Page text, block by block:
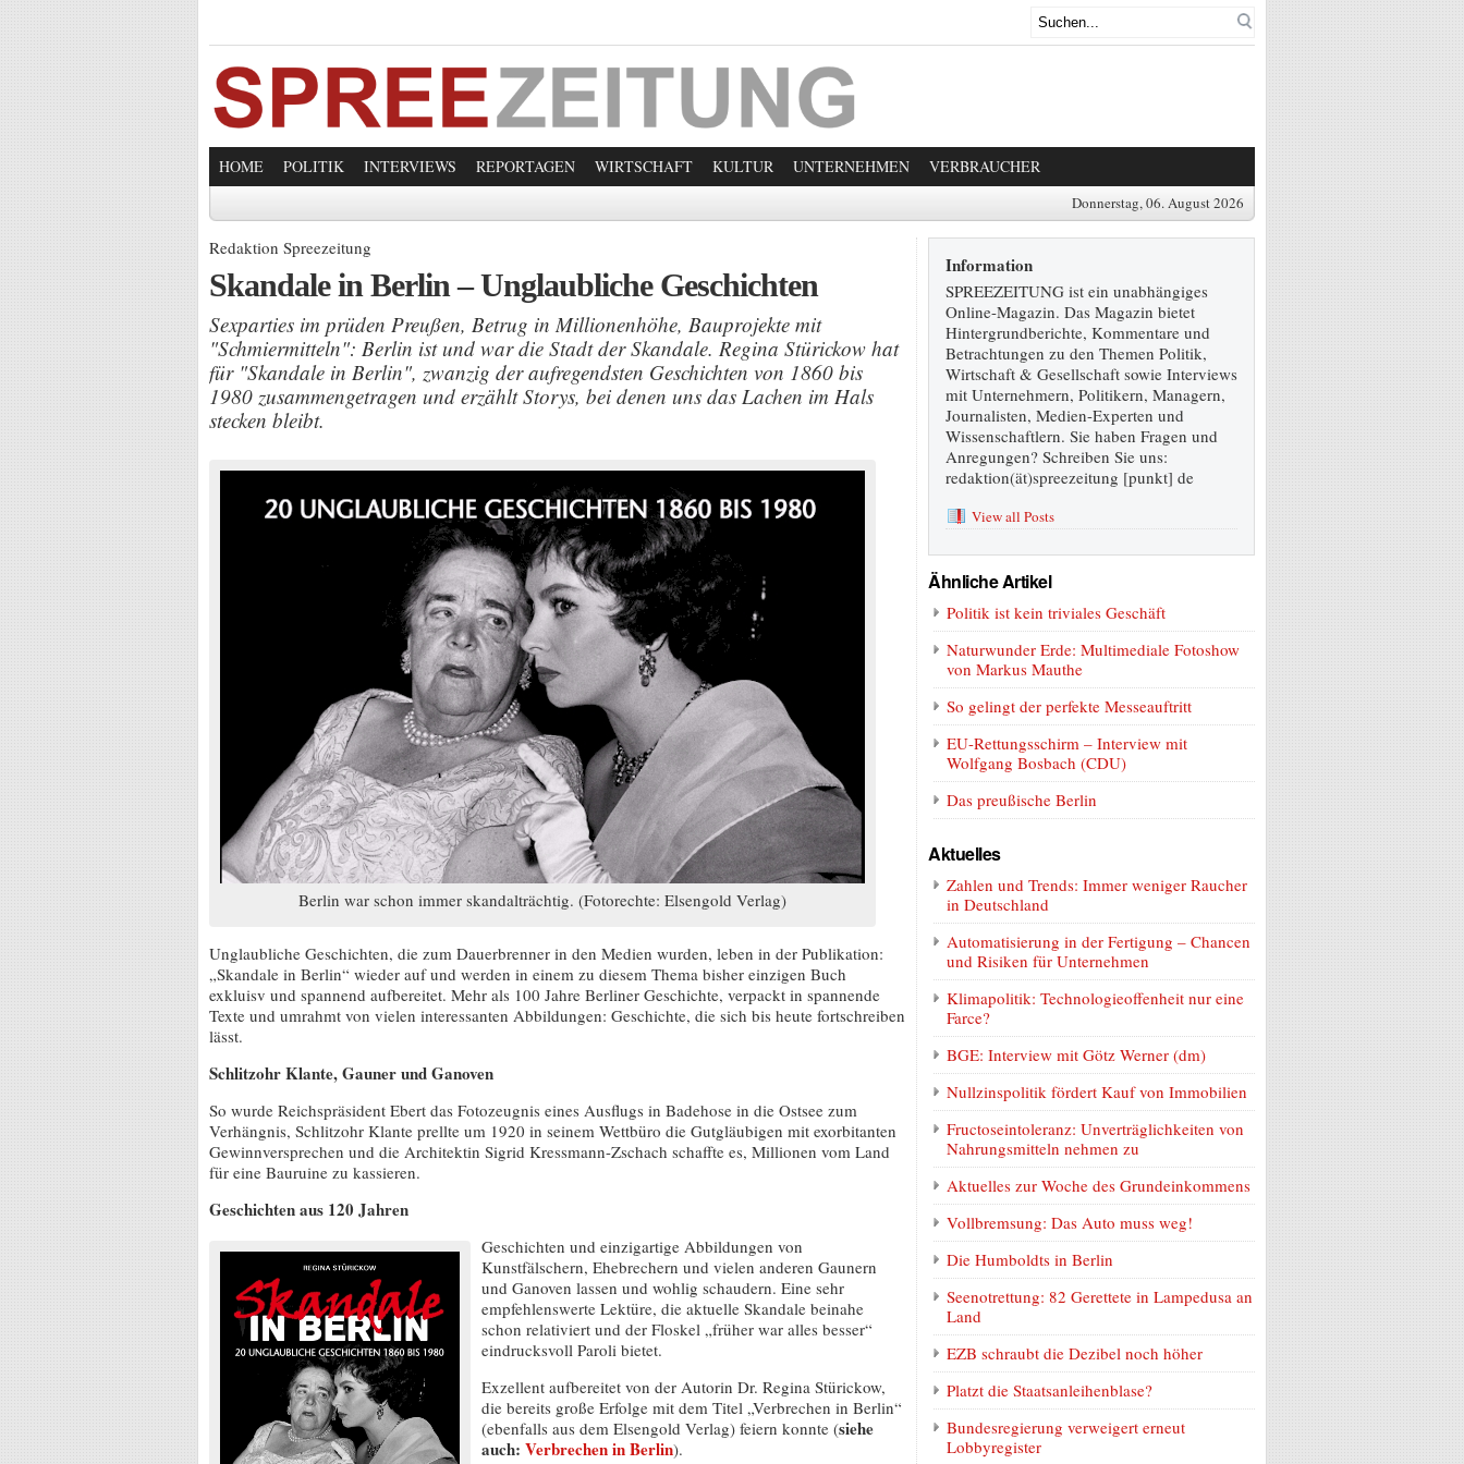
HOME POLITIK INTERVIEWS REPORTAGEN WIRTSCHAFT KULTUR UNTERNEHMEN VERBRAUCHER
Donnerstag, 06. August 2026
Redaktion Spreezeitung
Skandale in Berlin – Unglaubliche Geschichten
Sexparties im prüden Preußen, Betrug in Millionenhöhe, Bauprojekte mit
"Schmiermitteln": Berlin ist und war die Stadt der Skandale. Regina Stürickow hat
für "Skandale in Berlin", zwanzig der aufregendsten Geschichten von 1860 bis
1980 zusammengetragen und erzählt Storys, bei denen uns das Lachen im Hals
stecken bleibt.
Berlin war schon immer skandalträchtig. (Fotorechte: Elsengold Verlag)
Unglaubliche Geschichten, die zum Dauerbrenner in den Medien wurden, leben in der Publikation:
„Skandale in Berlin“ wieder auf und werden in einem zu diesem Thema bisher einzigen Buch
exkluisv und spannend aufbereitet. Mehr als 100 Jahre Berliner Geschichte, verpackt in spannende
Texte und umrahmt von vielen interessanten Abbildungen: Geschichte, die sich bis heute fortschreiben
lässt.
Schlitzohr Klante, Gauner und Ganoven
So wurde Reichspräsident Ebert das Fotozeugnis eines Ausflugs in Badehose in die Ostsee zum
Verhängnis, Schlitzohr Klante prellte um 1920 in seinem Wettbüro die Gutgläubigen mit exorbitanten
Gewinnversprechen und die Architektin Sigrid Kressmann-Zschach schaffte es, Millionen vom Land
für eine Bauruine zu kassieren.
Geschichten aus 120 Jahren
Geschichten und einzigartige Abbildungen von
Kunstfälschern, Ehebrechern und vielen anderen Gaunern
und Ganoven lassen und wohlig schaudern. Eine sehr
empfehlenswerte Lektüre, die aktuelle Skandale beinahe
schon relativiert und der Floskel „früher war alles besser“
eindrucksvoll Paroli bietet.
Exzellent aufbereitet von der Autorin Dr. Regina Stürickow,
die bereits große Erfolge mit dem Titel „Verbrechen in Berlin“
(ebenfalls aus dem Elsengold Verlag) feiern konnte (siehe
auch: Verbrechen in Berlin).
Information
SPREEZEITUNG ist ein unabhängiges
Online-Magazin. Das Magazin bietet
Hintergrundberichte, Kommentare und
Betrachtungen zu den Themen Politik,
Wirtschaft & Gesellschaft sowie Interviews
mit Unternehmern, Politikern, Managern,
Journalisten, Medien-Experten und
Wissenschaftlern. Sie haben Fragen und
Anregungen? Schreiben Sie uns:
redaktion(ät)spreezeitung [punkt] de
View all Posts
Ähnliche Artikel
Politik ist kein triviales Geschäft
Naturwunder Erde: Multimediale Fotoshow
von Markus Mauthe
So gelingt der perfekte Messeauftritt
EU-Rettungsschirm – Interview mit
Wolfgang Bosbach (CDU)
Das preußische Berlin
Aktuelles
Zahlen und Trends: Immer weniger Raucher
in Deutschland
Automatisierung in der Fertigung – Chancen
und Risiken für Unternehmen
Klimapolitik: Technologieoffenheit nur eine
Farce?
BGE: Interview mit Götz Werner (dm)
Nullzinspolitik fördert Kauf von Immobilien
Fructoseintoleranz: Unverträglichkeiten von
Nahrungsmitteln nehmen zu
Aktuelles zur Woche des Grundeinkommens
Vollbremsung: Das Auto muss weg!
Die Humboldts in Berlin
Seenotrettung: 82 Gerettete in Lampedusa an
Land
EZB schraubt die Dezibel noch höher
Platzt die Staatsanleihenblase?
Bundesregierung verweigert erneut
Lobbyregister